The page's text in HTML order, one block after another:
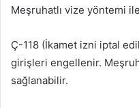
Meşruhatlı vize yöntemi
Ç-118 (İkamet izni iptal
girişleri engellenir.
sağlanabilir.